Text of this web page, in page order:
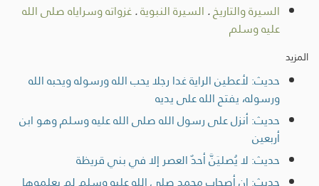
السيرة والتاريخ. السيرة النبوية.غزواته وسراياه صلى الله
عليه وسلم
المزيد
حديث: لأعطين الراية غدا رجلا يحب الله ورسوله ويحبه الله
ورسوله، يفتح الله على يديه
حديث: أنزل على رسول الله صلى الله عليه وسلم وهو ابن
أربعين
حديث: لا يُصليَنَّ أحدٌ العصر إلا في بني قريظة